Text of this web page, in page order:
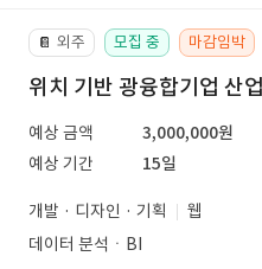
📔 외주 모집 중 마감임박
위치 기반 광융합기업 산
예상 금액
3,000,000원
예상 기간
15일
개발 · 디자인 · 기획
웹
데이터 분석ㆍBI